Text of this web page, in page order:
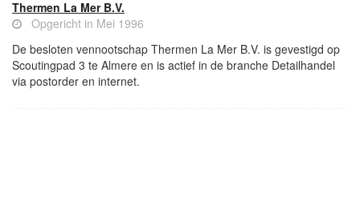
Thermen La Mer B.V.
Opgericht in Mei 1996
De besloten vennootschap Thermen La Mer B.V. is gevestigd op
Scoutingpad 3 te Almere en is actief in de branche Detailhandel
via postorder en internet.